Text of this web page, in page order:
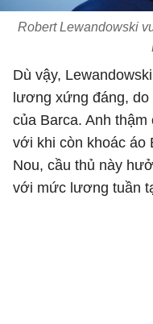
Robert Lewandowski
Dù vậy,
lương xứng đáng,
của Barca. Anh
với khi còn khoác áo
Nou, cầu thủ này
với mức lương tuần